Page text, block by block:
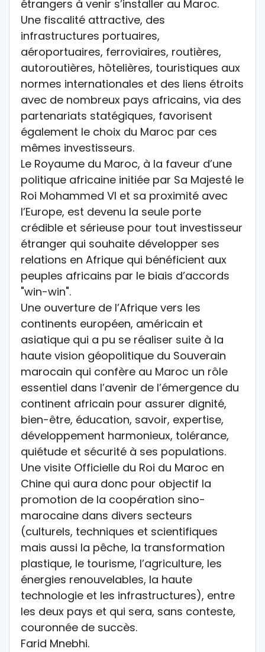
étrangers à venir s’installer au Maroc.
Une fiscalité attractive, des
infrastructures portuaires,
aéroportuaires, ferroviaires, routières,
autoroutières, hôtelières, touristiques aux
normes internationales et des liens étroits
avec de nombreux pays africains, via des
partenariats statégiques, favorisent
également le choix du Maroc par ces
mêmes investisseurs.
Le Royaume du Maroc, à la faveur d’une
politique africaine initiée par Sa Majesté le
Roi Mohammed VI et sa proximité avec
l’Europe, est devenu la seule porte
crédible et sérieuse pour tout investisseur
étranger qui souhaite développer ses
relations en Afrique qui bénéficient aux
peuples africains par le biais d’accords
"win-win".
Une ouverture de l’Afrique vers les
continents européen, américain et
asiatique qui a pu se réaliser suite à la
haute vision géopolitique du Souverain
marocain qui confère au Maroc un rôle
essentiel dans l’avenir de l’émergence du
continent africain pour assurer dignité,
bien-être, éducation, savoir, expertise,
développement harmonieux, tolérance,
quiétude et sécurité à ses populations.
Une visite Officielle du Roi du Maroc en
Chine qui aura donc pour objectif la
promotion de la coopération sino-
marocaine dans divers secteurs
(culturels, techniques et scientifiques
mais aussi la pêche, la transformation
plastique, le tourisme, l’agriculture, les
énergies renouvelables, la haute
technologie et les infrastructures), entre
les deux pays et qui sera, sans conteste,
couronnée de succès.
Farid Mnebhi.